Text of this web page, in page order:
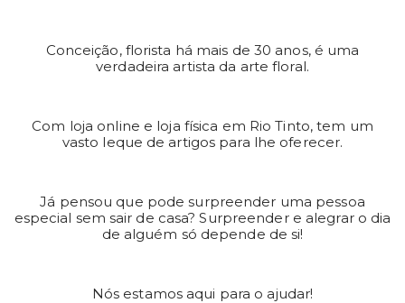
Conceição, florista há mais de 30 anos, é uma
verdadeira artista da arte floral.
Com loja online e loja física em Rio Tinto, tem um
vasto leque de artigos para lhe oferecer.
Já pensou que pode surpreender uma pessoa
especial sem sair de casa? Surpreender e alegrar o dia
de alguém só depende de si!
Nós estamos aqui para o ajudar!